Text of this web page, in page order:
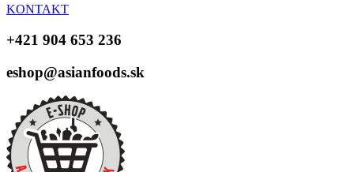
KONTAKT
+421 904 653 236
eshop@asianfoods.sk